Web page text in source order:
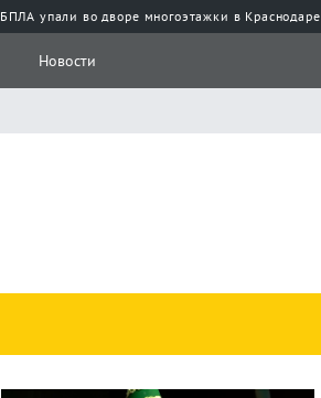
упали во дворе многоэтажки в Краснодаре
Новости